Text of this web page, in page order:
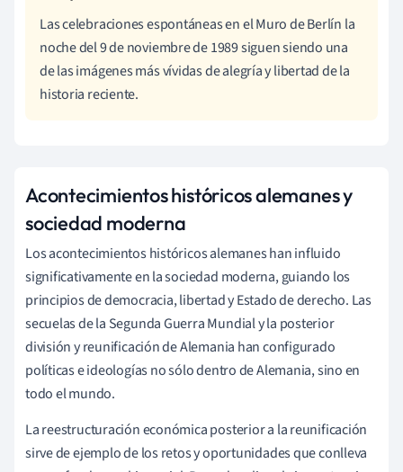
Las celebraciones espontáneas en el Muro de Berlín la
noche del 9 de noviembre de 1989 siguen siendo una
de las imágenes más vívidas de alegría y libertad de la
historia reciente.
Acontecimientos históricos alemanes y
sociedad moderna
Los acontecimientos históricos alemanes han influido
significativamente en la sociedad moderna, guiando los
principios de democracia, libertad y Estado de derecho. Las
secuelas de la Segunda Guerra Mundial y la posterior
división y reunificación de Alemania han configurado
políticas e ideologías no sólo dentro de Alemania, sino en
todo el mundo.
La reestructuración económica posterior a la reunificación
sirve de ejemplo de los retos y oportunidades que conlleva